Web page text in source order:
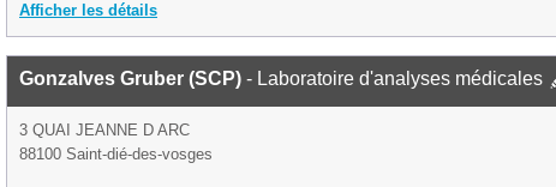
Afficher les détails
Gonzalves Gruber (SCP) - Laboratoire d'analyses médicales
3 QUAI JEANNE D ARC
88100 Saint-dié-des-vosges